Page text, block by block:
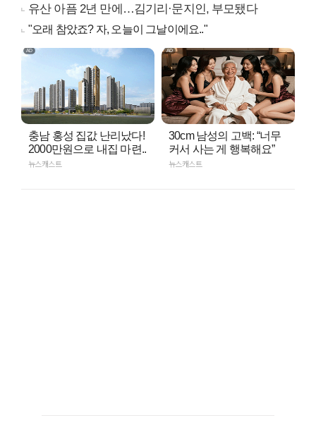
유산 아픔 2년 만에…김기리·문지인, 부모됐다
"오래 참았죠? 자, 오늘이 그날이에요.."
충남 홍성 집값 난리났다!
2000만원으로 내집 마련..
뉴스캐스트
30cm 남성의 고백: “너무
커서 사는 게 행복해요”
뉴스캐스트